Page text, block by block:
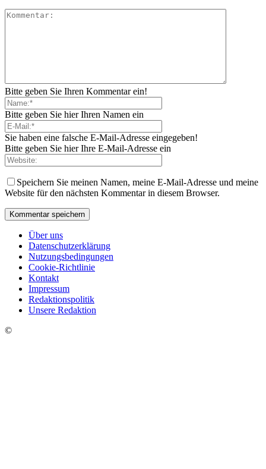
Bitte geben Sie Ihren Kommentar ein!
Bitte geben Sie hier Ihren Namen ein
Sie haben eine falsche E-Mail-Adresse eingegeben!
Bitte geben Sie hier Ihre E-Mail-Adresse ein
Speichern Sie meinen Namen, meine E-Mail-Adresse und meine
Website für den nächsten Kommentar in diesem Browser.
Über uns
Datenschutzerklärung
Nutzungsbedingungen
Cookie-Richtlinie
Kontakt
Impressum
Redaktionspolitik
Unsere Redaktion
©